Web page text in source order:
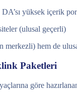
DA’sı yüksek içerik
(ulusal geçerli)
merkezli) hem de
Paketleri
göre